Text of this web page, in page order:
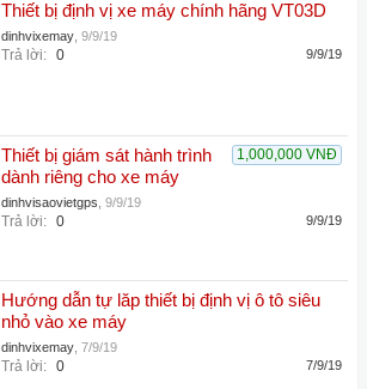
Thiết bị định vị xe máy chính hãng VT03D
dinhvixemay 9/9/19
Trả lời: 0 9/9/19
1,000,000 VNĐ
Thiết bị giám sát hành trình
dành riêng cho xe máy
dinhvisaovietgps 9/9/19
Trả lời: 0 9/9/19
Hướng dẫn tự lăp thiết bị định vị ô tô siêu
nhỏ vào xe máy
dinhvixemay 7/9/19
Trả lời: 0 7/9/19